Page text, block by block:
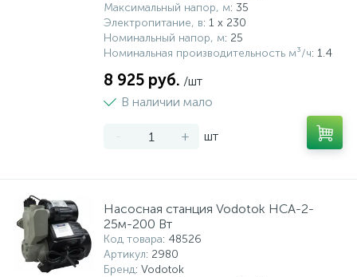
Максимальный напор, м: 35
Электропитание, в: 1 x 230
Номинальный напор, м: 25
Номинальная производительность м³/ч: 1.4
8 925 руб. /шт
В наличии мало
- + шт
Насосная станция Vodotok НСА-2-
25м-200 Вт
Код товара: 48526
Артикул: 2980
Бренд: Vodotok